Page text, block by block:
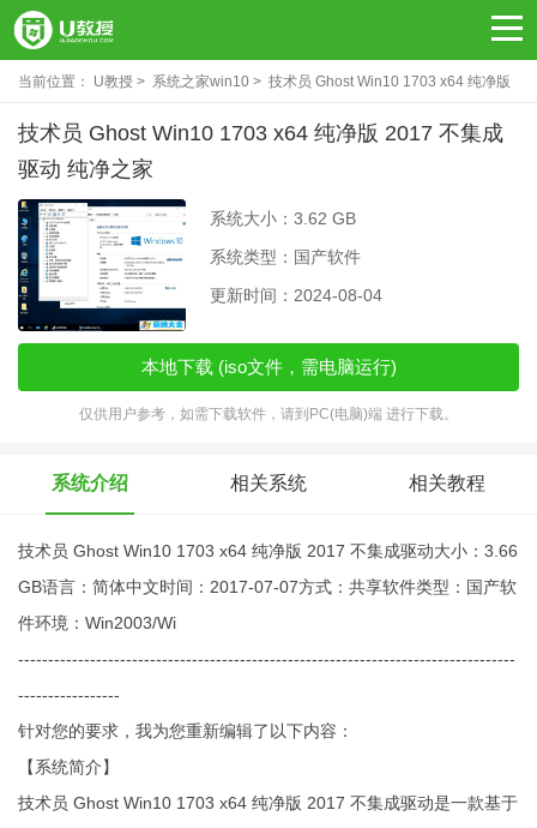
当前位置： U教授 系统之家win10 技术员 Ghost Win10 1703 x64 纯净版
2017 不集成驱动 纯净之家
技术员 Ghost Win10 1703 x64 纯净版 2017 不集成
驱动 纯净之家
系统大小：3.62 GB
系统类型：国产软件
更新时间：2024-08-04
本地下载 (iso文件，需电脑运行)
仅供用户参考，如需下载软件，请到PC(电脑)端 进行下载。
系统介绍 相关系统 相关教程
技术员 Ghost Win10 1703 x64 纯净版 2017 不集成驱动大小：3.66
GB语言：简体中文时间：2017-07-07方式：共享软件类型：国产软
件环境：Win2003/Wi
-----------------------------------------------------------------------------------
-----------------
针对您的要求，我为您重新编辑了以下内容：
【系统简介】
技术员 Ghost Win10 1703 x64 纯净版 2017 不集成驱动是一款基于